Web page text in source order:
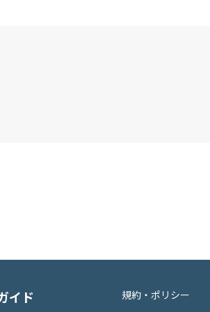
イド 規約・ポリシー